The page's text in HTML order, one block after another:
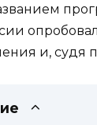
и, судя